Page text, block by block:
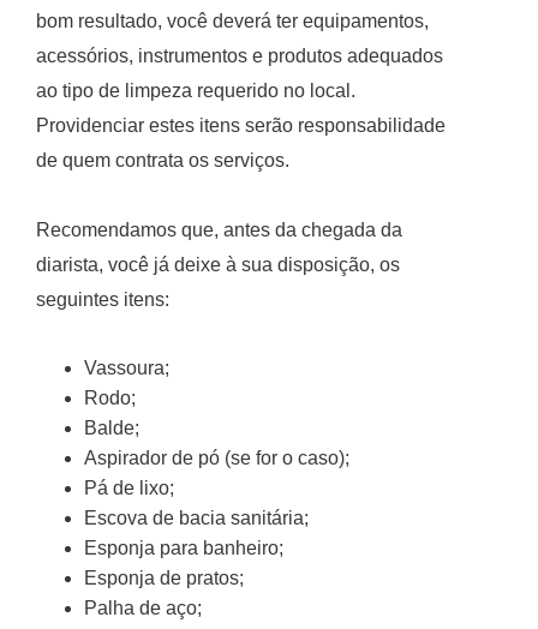
bom resultado, você deverá ter equipamentos,
acessórios, instrumentos e produtos adequados
ao tipo de limpeza requerido no local.
Providenciar estes itens serão responsabilidade
de quem contrata os serviços.
Recomendamos que, antes da chegada da
diarista, você já deixe à sua disposição, os
seguintes itens:
Vassoura;
Rodo;
Balde;
Aspirador de pó (se for o caso);
Pá de lixo;
Escova de bacia sanitária;
Esponja para banheiro;
Esponja de pratos;
Palha de aço;